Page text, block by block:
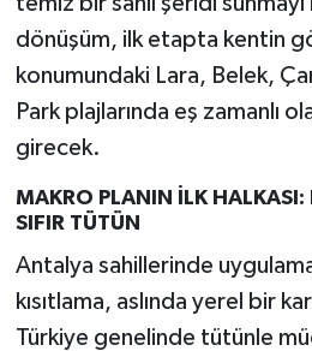
dönüşüm, ilk etapta kentin
konumundaki Lara, Belek,
Park plajlarında eş zamanlı
girecek.
MAKRO PLANIN İLK
SIFIR TÜTÜN
Antalya sahillerinde
kısıtlama, aslında yerel bir
Türkiye genelinde tütünle